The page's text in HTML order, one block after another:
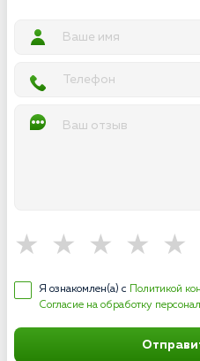
Я ознакомлен(а) с Политикой
Согласие на обработку